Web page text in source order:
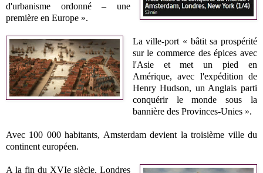
d'urbanisme ordonné – une
première en Europe ».
La ville-port « bâtit sa prospérité
sur le commerce des épices avec
l'Asie et met un pied en
Amérique, avec l'expédition de
Henry Hudson, un Anglais parti
conquérir le monde sous la
bannière des Provinces-Unies ».
Avec 100 000 habitants, Amsterdam devient la troisième ville du
continent européen.
A la fin du XVIe siècle, Londres